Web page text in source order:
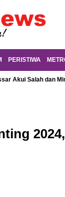
PERISTIWA
Akui Salah dan